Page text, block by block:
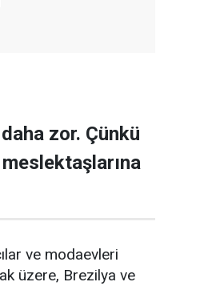
zor. Çünkü
ve modaevleri
üzere, Brezilya ve